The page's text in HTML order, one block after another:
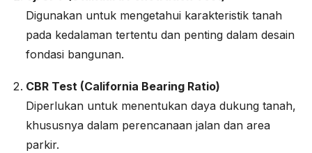
Digunakan untuk mengetahui karakteristik tanah
pada kedalaman tertentu dan penting dalam desain
fondasi bangunan.
CBR Test (California Bearing Ratio)
Diperlukan untuk menentukan daya dukung tanah,
khususnya dalam perencanaan jalan dan area
parkir.